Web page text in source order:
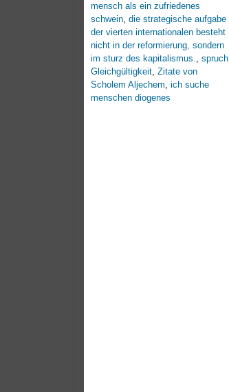
mensch als ein zufriedenes
schwein, die strategische aufgabe
der vierten internationalen besteht
nicht in der reformierung, sondern
im sturz des kapitalismus., spruch
Gleichgültigkeit, Zitate von
Scholem Aljechem, ich suche
menschen diogenes